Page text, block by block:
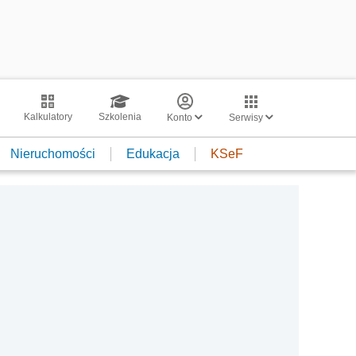
Kalkulatory Szkolenia Konto Serwisy
Nieruchomości Edukacja KSeF